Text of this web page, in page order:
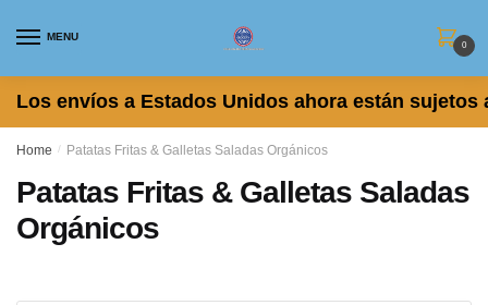
MENU
0
Los envíos a Estados Unidos ahora están
Home / Patatas Fritas & Galletas Saladas Orgánicos
Patatas Fritas & Galletas Saladas
Orgánicos